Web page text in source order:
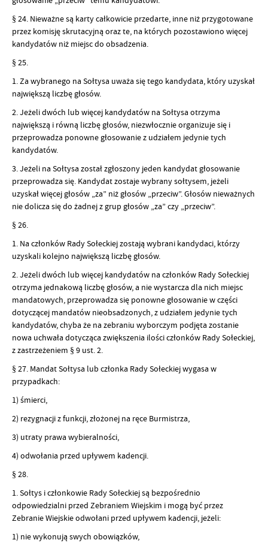
§ 24. Nieważne są karty całkowicie przedarte, inne niż przygotowane
przez komisję skrutacyjną oraz te, na których pozostawiono więcej
kandydatów niż miejsc do obsadzenia.
§ 25.
1. Za wybranego na Sołtysa uważa się tego kandydata, który uzyskał
największą liczbę głosów.
2. Jeżeli dwóch lub więcej kandydatów na Sołtysa otrzyma
największą i równą liczbę głosów, niezwłocznie organizuje się i
przeprowadza ponowne głosowanie z udziałem jedynie tych
kandydatów.
3. Jeżeli na Sołtysa został zgłoszony jeden kandydat głosowanie
przeprowadza się. Kandydat zostaje wybrany sołtysem, jeżeli
uzyskał więcej głosów „za” niż głosów „przeciw”. Głosów nieważnych
nie dolicza się do żadnej z grup głosów „za” czy „przeciw”.
§ 26.
1. Na członków Rady Sołeckiej zostają wybrani kandydaci, którzy
uzyskali kolejno największą liczbę głosów.
2. Jeżeli dwóch lub więcej kandydatów na członków Rady Sołeckiej
otrzyma jednakową liczbę głosów, a nie wystarcza dla nich miejsc
mandatowych, przeprowadza się ponowne głosowanie w części
dotyczącej mandatów nieobsadzonych, z udziałem jedynie tych
kandydatów, chyba że na zebraniu wyborczym podjęta zostanie
nowa uchwała dotycząca zwiększenia ilości członków Rady Sołeckiej,
z zastrzeżeniem § 9 ust. 2.
§ 27. Mandat Sołtysa lub członka Rady Sołeckiej wygasa w
przypadkach:
1) śmierci,
2) rezygnacji z funkcji, złożonej na ręce Burmistrza,
3) utraty prawa wybieralności,
4) odwołania przed upływem kadencji.
§ 28.
1. Sołtys i członkowie Rady Sołeckiej są bezpośrednio
odpowiedzialni przed Zebraniem Wiejskim i mogą być przez
Zebranie Wiejskie odwołani przed upływem kadencji, jeżeli:
1) nie wykonują swych obowiązków,